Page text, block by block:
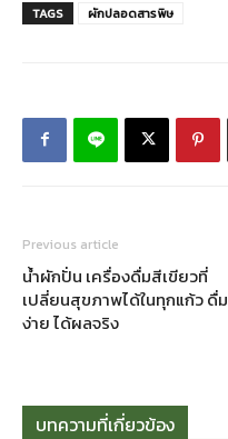
TAGS ผักปลอดสารพิษ
Previous article
น้ำผักปั่น เครื่องดื่มสีเขียวที่
เปลี่ยนสุขภาพได้ในทุกแก้ว ดื่ม
ง่าย ได้ผลจริง
บทความที่เกี่ยวข้อง